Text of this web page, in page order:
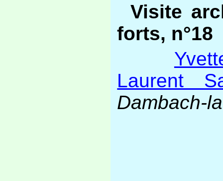
Visite
forts, n°18
Laurent
Dambach-